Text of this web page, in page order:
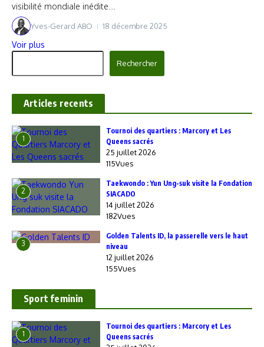
visibilité mondiale inédite....
Yves-Gerard ABO 18 décembre 2025
Voir plus
Rechercher
Articles recents
1
‎Tournoi des quartiers : Marcory et Les
Queens sacrés
25 juillet 2026
115Vues
2
Taekwondo : Yun Ung-suk visite la Fondation
SIACADO
14 juillet 2026
182Vues
3
Golden Talents ID, la passerelle vers le haut
niveau
12 juillet 2026
155Vues
Sport feminin
1
‎Tournoi des quartiers : Marcory et Les
Queens sacrés